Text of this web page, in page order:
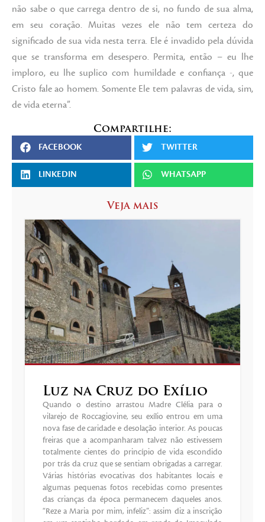
não sabe o que carrega dentro de si, no fundo de sua alma,
em seu coração. Muitas vezes ele não tem certeza do
significado de sua vida nesta terra. Ele é invadido pela dúvida
que se transforma em desespero. Permita, então – eu lhe
imploro, eu lhe suplico com humildade e confiança -, que
Cristo fale ao homem. Somente Ele tem palavras de vida, sim,
de vida eterna”.
Compartilhe:
FACEBOOK TWITTER
LINKEDIN WHATSAPP
Veja mais
Luz na Cruz do Exílio
Quando o destino arrastou Madre Clélia para o
vilarejo de Roccagiovine, seu exílio entrou em uma
nova fase de caridade e desolação interior. As poucas
freiras que a acompanharam talvez não estivessem
totalmente cientes do princípio de vida escondido
por trás da cruz que se sentiam obrigadas a carregar.
Várias histórias evocativas dos habitantes locais e
algumas pequenas fotos recebidas como presentes
das crianças da época permanecem daqueles anos.
“Reze a Maria por mim, infeliz”: assim diz a inscrição